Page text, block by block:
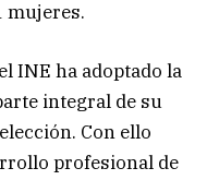
mujeres.
INE ha adoptado la
integral de su
Con ello
profesional de